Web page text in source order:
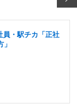
・駅チカ「正社